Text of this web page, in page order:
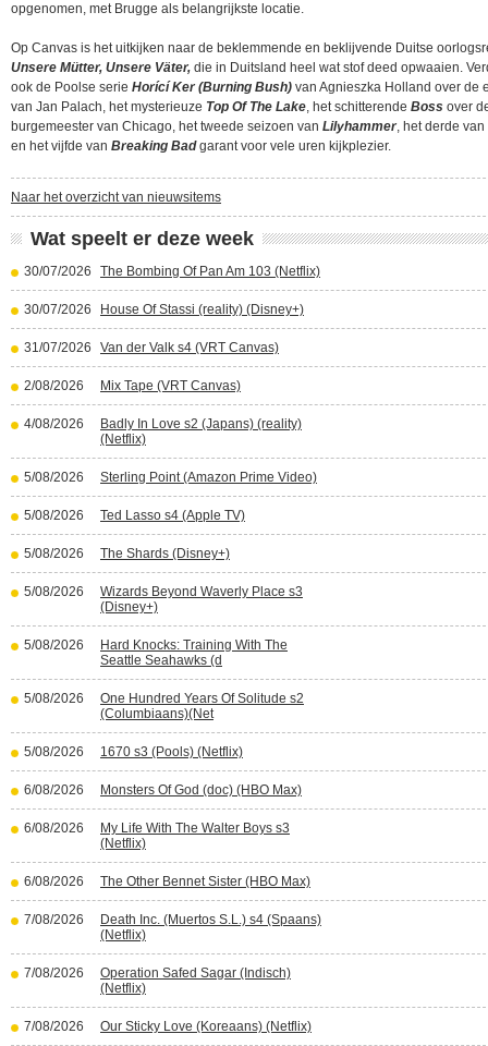
opgenomen, met Brugge als belangrijkste locatie.
Op Canvas is het uitkijken naar de beklemmende en beklijvende Duitse
Unsere Mütter, Unsere Väter, die in Duitsland heel wat stof deed opwaaien.
ook de Poolse serie Horící Ker (Burning Bush) van Agnieszka Holland over de
van Jan Palach, het mysterieuze Top Of The Lake, het schitterende Boss over
burgemeester van Chicago, het tweede seizoen van Lilyhammer, het derde van
en het vijfde van Breaking Badgarant voor vele uren kijkplezier.
Naar het overzicht van nieuwsitems
Wat speelt er deze week
30/07/2026 The Bombing Of Pan Am 103 (Netflix)
30/07/2026 House Of Stassi (reality) (Disney+)
31/07/2026 Van der Valk s4 (VRT Canvas)
2/08/2026 Mix Tape (VRT Canvas)
4/08/2026
Badly In Love s2 (Japans) (reality)
(Netflix)
5/08/2026 Sterling Point (Amazon Prime Video)
5/08/2026 Ted Lasso s4 (Apple TV)
5/08/2026 The Shards (Disney+)
5/08/2026
Wizards Beyond Waverly Place s3
(Disney+)
5/08/2026
Hard Knocks: Training With The
Seattle Seahawks (d
5/08/2026
One Hundred Years Of Solitude s2
(Columbiaans)(Net
5/08/2026 1670 s3 (Pools) (Netflix)
6/08/2026 Monsters Of God (doc) (HBO Max)
6/08/2026
My Life With The Walter Boys s3
(Netflix)
6/08/2026 The Other Bennet Sister (HBO Max)
7/08/2026
Death Inc. (Muertos S.L.) s4 (Spaans)
(Netflix)
7/08/2026
Operation Safed Sagar (Indisch)
(Netflix)
7/08/2026 Our Sticky Love (Koreaans) (Netflix)